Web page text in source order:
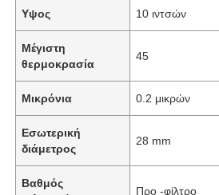
Προϊόντα
Βίντεο
Υψος 10 ιντσών
Μέγιστη
θερμοκρασία
45
Μικρόνια 0.2 μικρών
Εσωτερική
διάμετρος
28 mm
Βαθμός
Προ -φίλτρο